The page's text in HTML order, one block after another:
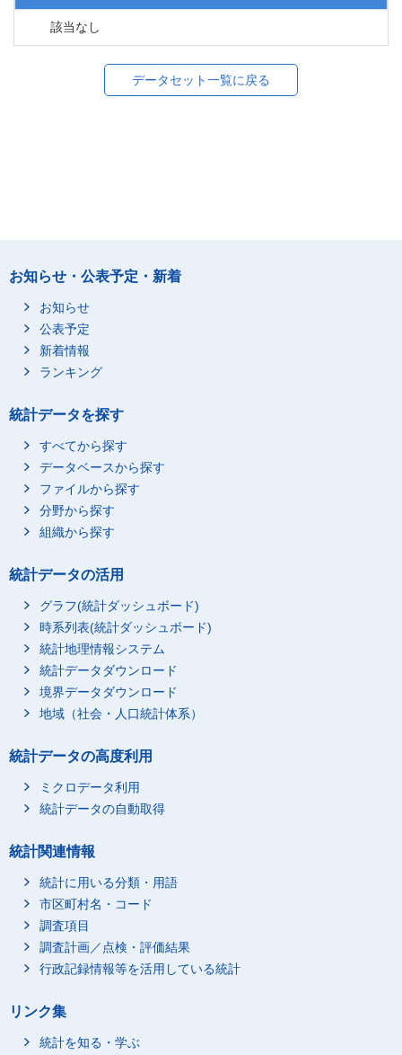
該当なし
データセット一覧に戻る
お知らせ・公表予定・新着
お知らせ
公表予定
新着情報
ランキング
統計データを探す
すべてから探す
データベースから探す
ファイルから探す
分野から探す
組織から探す
統計データの活用
グラフ(統計ダッシュボード)
時系列表(統計ダッシュボード)
統計地理情報システム
統計データダウンロード
境界データダウンロード
地域（社会・人口統計体系）
統計データの高度利用
ミクロデータ利用
統計データの自動取得
統計関連情報
統計に用いる分類・用語
市区町村名・コード
調査項目
調査計画／点検・評価結果
行政記録情報等を活用している統計
リンク集
統計を知る・学ぶ